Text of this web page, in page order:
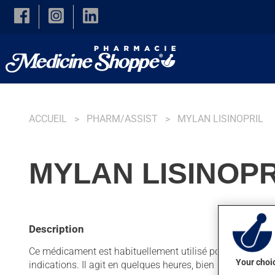
Skip to main content
ACCUEIL PHARM/ASSIST MYLAN LISINOPRIL
MYLAN
Description
Ce médicament est habituellement utilisé pour faciliter
indications. Il agit en quelques heures, bien que l'on ne
Your